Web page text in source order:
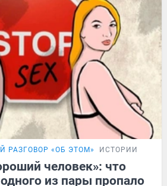
РАЗГОВОР «ОБ ЭТОМ» ИСТОРИИ
человек»: что
из пары пропало